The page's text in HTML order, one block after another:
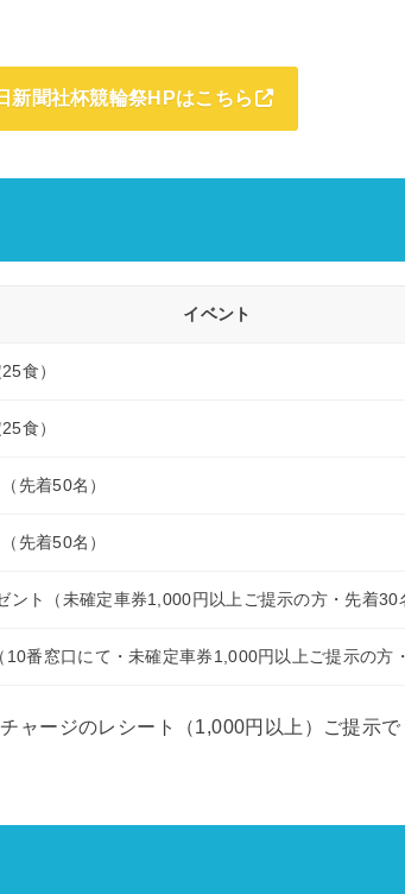
新聞社杯競輪祭HPはこちら
イベント
食）
食）
先着50名）
先着50名）
ント（未確定車券1,000円以上ご提示の方・先着30
番窓口にて・未確定車券1,000円以上ご提示の方
ャージのレシート（1,000円以上）ご提示で